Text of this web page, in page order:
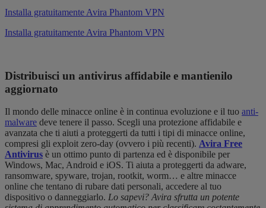
Installa gratuitamente Avira Phantom VPN
Installa gratuitamente Avira Phantom VPN
Distribuisci un antivirus affidabile e mantienilo
aggiornato
Il mondo delle minacce online è in continua evoluzione e il tuo anti-
malware deve tenere il passo. Scegli una protezione affidabile e
avanzata che ti aiuti a proteggerti da tutti i tipi di minacce online,
compresi gli exploit zero-day (ovvero i più recenti). Avira Free
Antivirus è un ottimo punto di partenza ed è disponibile per
Windows, Mac, Android e iOS. Ti aiuta a proteggerti da adware,
ransomware, spyware, trojan, rootkit, worm… e altre minacce
online che tentano di rubare dati personali, accedere al tuo
dispositivo o danneggiarlo. Lo sapevi? Avira sfrutta un potente